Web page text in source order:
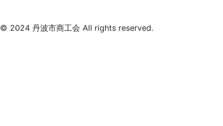
© 2024 丹波市商工会 All rights reserved.